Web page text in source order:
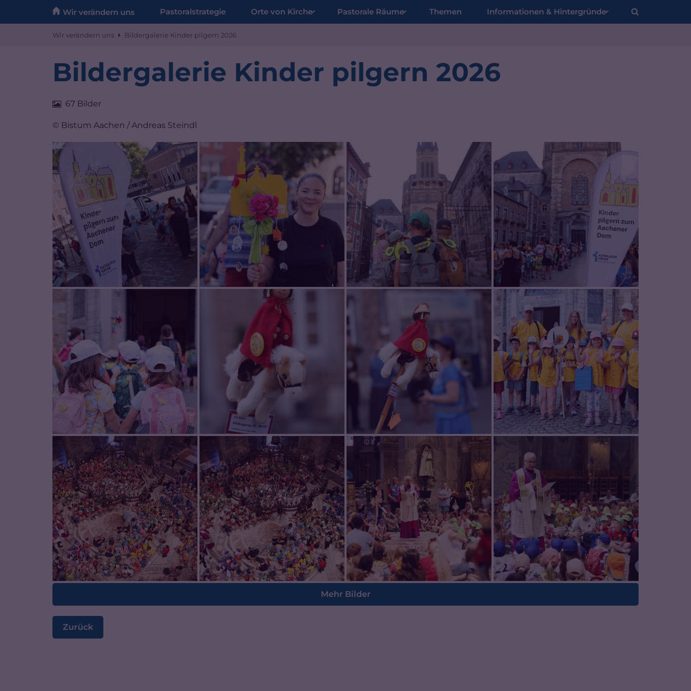
Zum Inhalt springen
Wir verändern uns Pastoralstrategie Orte von Kirche Pastorale Räume Themen Informationen & Hintergründe
Wir verändern uns Bildergalerie Kinder pilgern 2026
Bildergalerie Kinder pilgern 2026
67 Bilder
© Bistum Aachen / Andreas Steindl
Mehr Bilder
Zurück